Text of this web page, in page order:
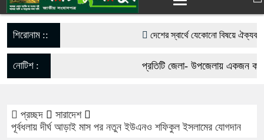
শিরোনাম :: দেশের স্বার্থে যেকোনো বিষয়ে ঐক্যবদ্ধ
বলেছেন পররাষ্ট্র প্রতিমন্ত্রী
নোটিশ : প্রতিটি জেলা- উপজেলায় একজন করে
প্রচ্ছদ
সারাদেশ
পূর্বধলায় দীর্ঘ আড়াই মাস পর নতুন ইউএনও শফিকুল ইসলামের যোগদান